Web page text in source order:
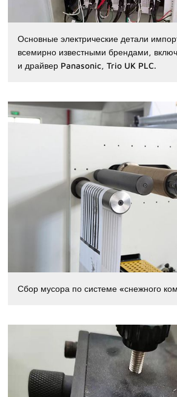
Основные электрические детали
всемирно известными брендами,
и драйвер Panasonic, Trio UK PLC.
Сбор мусора по системе «снежного